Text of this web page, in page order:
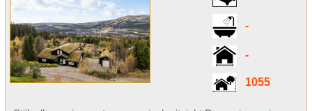
-
-
1055